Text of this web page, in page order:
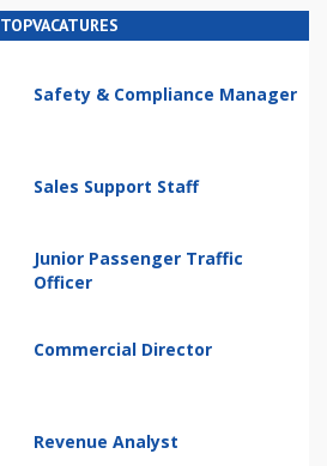
TOPVACATURES
Safety & Compliance Manager
Sales Support Staff
Junior Passenger Traffic
Officer
Commercial Director
Revenue Analyst